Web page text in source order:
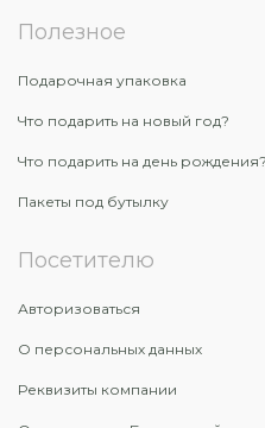
Полезное
Подарочная упаковка
Что подарить на новый год?
Что подарить на день рождения?
Пакеты под бутылку
Посетителю
Авторизоваться
О персональных данных
Реквизиты компании